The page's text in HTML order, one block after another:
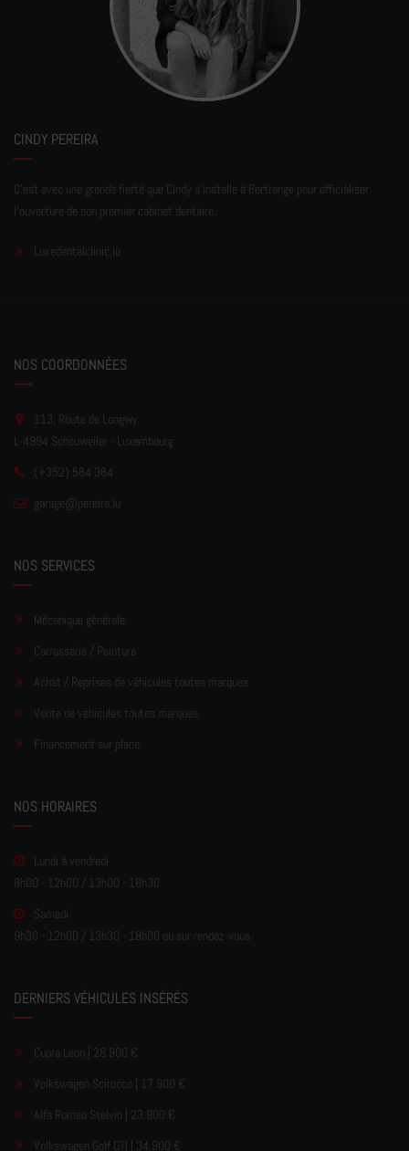
CINDY PEREIRA
C'est avec une grande fierté que Cindy s'installe à Bertrange pour officialiser
l'ouverture de son premier cabinet dentaire.
Luxedentalclinic.lu
NOS COORDONNÉES
113, Route de Longwy
L-4994 Schouweiler - Luxembourg
(+352) 584 384
garage@pereira.lu
NOS SERVICES
Mécanique générale
Carrosserie / Peinture
Achat / Reprises de véhicules toutes marques
Vente de véhicules toutes marques
Financement sur place
NOS HORAIRES
Lundi à vendredi
8h00 - 12h00 / 13h00 - 18h30
Samedi
9h30 - 12h00 / 13h30 - 18h00 ou sur rendez-vous
DERNIERS VÉHICULES INSÉRÉS
Cupra Leon | 26.900 €
Volkswagen Scirocco | 17.900 €
Alfa Romeo Stelvio | 23.900 €
Volkswagen Golf GTI | 34.900 €